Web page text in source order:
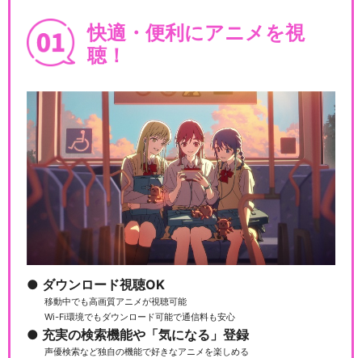
快適・便利にアニメを視
聴！
ダウンロード視聴OK
移動中でも高画質アニメが視聴可能
Wi-Fi環境でもダウンロード可能で通信料も安心
充実の検索機能や「気になる」登録
声優検索など独自の機能で好きなアニメを楽しめる